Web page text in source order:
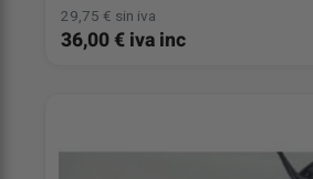
29,75 € sin iva
36,00 € iva inc